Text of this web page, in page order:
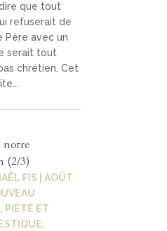
que tout
refuserait de
Père avec un
serait tout
chrétien. Cet
notre
(2/3)
FIS |AOÛT
, PIÉTÉ ET
,